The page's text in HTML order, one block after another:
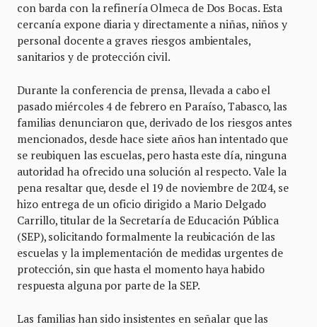
con barda con la refinería Olmeca de Dos Bocas. Esta
cercanía expone diaria y directamente a niñas, niños y
personal docente a graves riesgos ambientales,
sanitarios y de protección civil.
Durante la conferencia de prensa, llevada a cabo el
pasado miércoles 4 de febrero en Paraíso, Tabasco, las
familias denunciaron que, derivado de los riesgos antes
mencionados, desde hace siete años han intentado que
se reubiquen las escuelas, pero hasta este día, ninguna
autoridad ha ofrecido una solución al respecto. Vale la
pena resaltar que, desde el 19 de noviembre de 2024, se
hizo entrega de un oficio dirigido a Mario Delgado
Carrillo, titular de la Secretaría de Educación Pública
(SEP), solicitando formalmente la reubicación de las
escuelas y la implementación de medidas urgentes de
protección, sin que hasta el momento haya habido
respuesta alguna por parte de la SEP.
Las familias han sido insistentes en señalar que las